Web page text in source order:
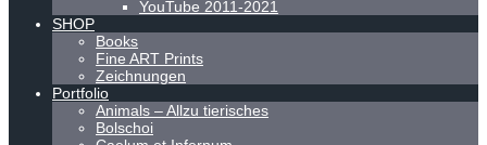
YouTube 2011-2021
SHOP
Books
Fine ART Prints
Zeichnungen
Portfolio
Animals – Allzu tierisches
Bolschoi